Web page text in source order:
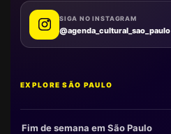
SIGA NO INSTAGRAM
@agenda_cultural_sao_paulo
EXPLORE SÃO PAULO
Fim de semana em São Paulo